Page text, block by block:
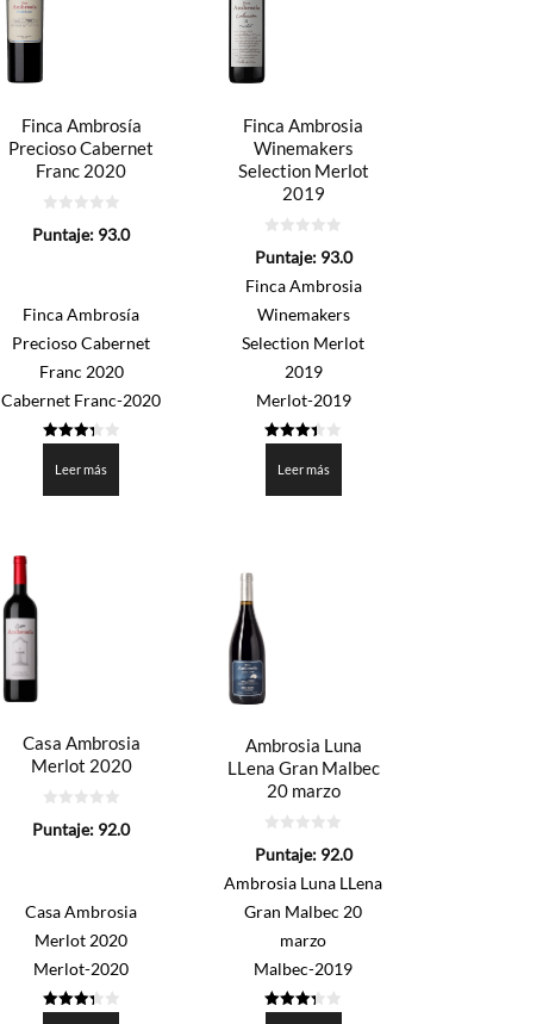
Finca Ambrosía
Precioso Cabernet
Franc 2020
de
Puntaje: 93.0
Finca Ambrosía
Precioso Cabernet
Franc 2020
Cabernet Franc-2020
de 5
Leer más
Finca Ambrosia
Winemakers
Selection Merlot
2019
de
Puntaje: 93.0
Finca Ambrosia
Winemakers
Selection Merlot
2019
Merlot-2019
de 5
Leer más
Casa Ambrosia
Merlot 2020
de
Puntaje: 92.0
Casa Ambrosia
Merlot 2020
Merlot-2020
Ambrosia Luna
LLena Gran Malbec
20 marzo
de
Puntaje: 92.0
Ambrosia Luna LLena
Gran Malbec 20
marzo
Malbec-2019